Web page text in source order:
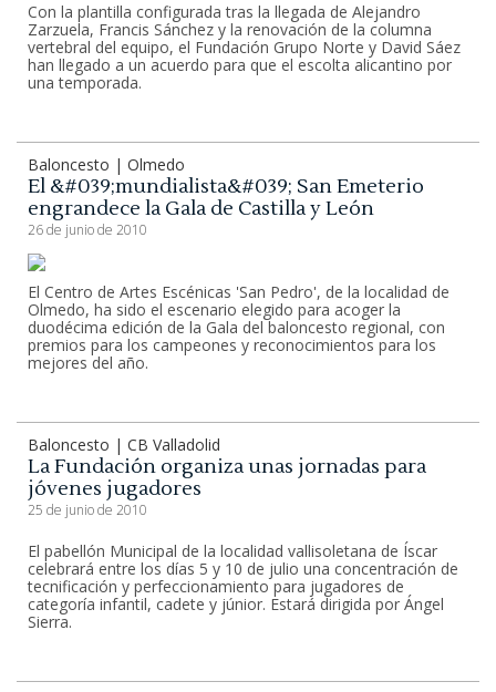
Con la plantilla configurada tras la llegada de Alejandro
Zarzuela, Francis Sánchez y la renovación de la columna
vertebral del equipo, el Fundación Grupo Norte y David Sáez
han llegado a un acuerdo para que el escolta alicantino por
una temporada.
Baloncesto | Olmedo
El &#039;mundialista&#039; San Emeterio
engrandece la Gala de Castilla y León
26 de junio de 2010
El Centro de Artes Escénicas 'San Pedro', de la localidad de
Olmedo, ha sido el escenario elegido para acoger la
duodécima edición de la Gala del baloncesto regional, con
premios para los campeones y reconocimientos para los
mejores del año.
Baloncesto | CB Valladolid
La Fundación organiza unas jornadas para
jóvenes jugadores
25 de junio de 2010
El pabellón Municipal de la localidad vallisoletana de Íscar
celebrará entre los días 5 y 10 de julio una concentración de
tecnificación y perfeccionamiento para jugadores de
categoría infantil, cadete y júnior. Estará dirigida por Ángel
Sierra.